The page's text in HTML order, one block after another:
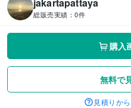
総販売実績： 0件
購入
無料で
見積りか